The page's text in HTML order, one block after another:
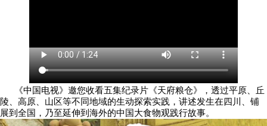
《中国电视》邀您收看五集纪录片《天府粮仓》，透过平原、丘
陵、高原、山区等不同地域的生动探索实践，讲述发生在四川、铺
展到全国，乃至延伸到海外的中国大食物观践行故事。